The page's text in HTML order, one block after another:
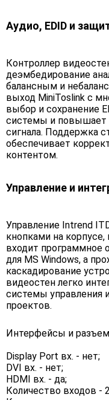
Аудио, EDID и
Контроллер
деэмбедирование
балансным и
выход MiniToslink с
выбор и сохранение
системы и повышает
сигнала. Поддержка
обеспечивает
контентом.
Управление и
Управление Intrend
кнопками на
входит программное
для MS Windows, а
каскадирование
видеостен легко
системы управления
проектов.
Интерфейсы и
Display Port вх. - нет;
DVI вх. - нет;
HDMI вх. - да;
Количество входов -